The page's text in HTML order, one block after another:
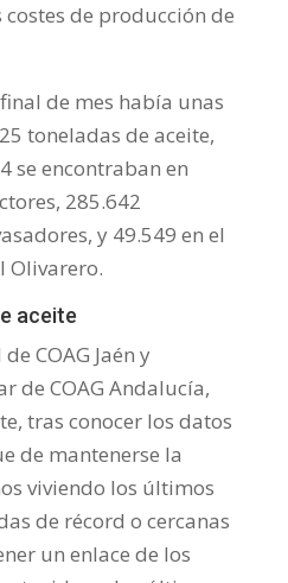
de producción de
de mes había unas
toneladas de aceite,
se encontraban en
285.642
y 49.549 en el
Olivarero.
aceite
COAG Jaén y
de COAG Andalucía,
tras conocer los datos
de mantenerse la
viviendo los últimos
de récord o cercanas
un enlace de los